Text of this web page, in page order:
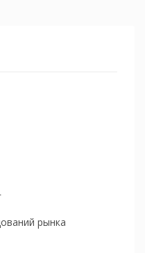
рынка